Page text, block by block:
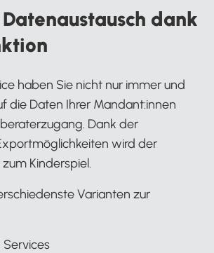
dank
haben Sie nicht nur immer und
die Daten Ihrer Mandant:innen
Dank der
wird der
Kinderspiel.
Varianten zur
Services